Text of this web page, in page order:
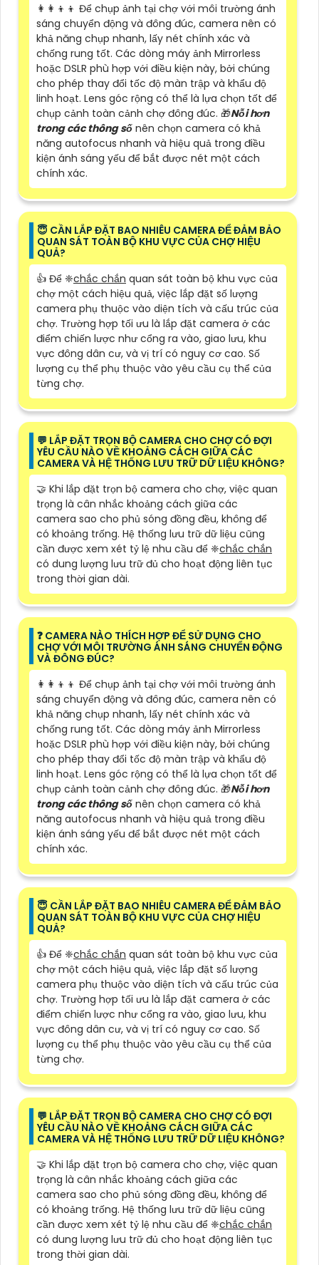
👩‍👩‍👦‍👦 Để chụp ảnh tại chợ với môi trường ánh
sáng chuyển động và đông đúc, camera nên có
khả năng chụp nhanh, lấy nét chính xác và
chống rung tốt. Các dòng máy ảnh Mirrorless
hoặc DSLR phù hợp với điều kiện này, bởi chúng
cho phép thay đổi tốc độ màn trập và khẩu độ
linh hoạt. Lens góc rộng có thể là lựa chọn tốt để
chụp cảnh toàn cảnh chợ đông đúc. 🎁Nỗi hơn
trong các thông số nên chọn camera có khả
năng autofocus nhanh và hiệu quả trong điều
kiện ánh sáng yếu để bắt được nét một cách
chính xác.
😇 CẦN LẮP ĐẶT BAO NHIÊU CAMERA ĐỂ ĐẢM BẢO
QUAN SÁT TOÀN BỘ KHU VỰC CỦA CHỢ HIỆU
QUẢ?
👍 Để ❈chắc chắn quan sát toàn bộ khu vực của
chợ một cách hiệu quả, việc lắp đặt số lượng
camera phụ thuộc vào diện tích và cấu trúc của
chợ. Trường hợp tối ưu là lắp đặt camera ở các
điểm chiến lược như cổng ra vào, giao lưu, khu
vực đông dân cư, và vị trí có nguy cơ cao. Số
lượng cụ thể phụ thuộc vào yêu cầu cụ thể của
từng chợ.
️💬 LẮP ĐẶT TRỌN BỘ CAMERA CHO CHỢ CÓ ĐỢI
YÊU CẦU NÀO VỀ KHOẢNG CÁCH GIỮA CÁC
CAMERA VÀ HỆ THỐNG LƯU TRỮ DỮ LIỆU KHÔNG?
🤝 Khi lắp đặt trọn bộ camera cho chợ, việc quan
trọng là cân nhắc khoảng cách giữa các
camera sao cho phủ sóng đồng đều, không để
có khoảng trống. Hệ thống lưu trữ dữ liệu cũng
cần được xem xét tỷ lệ nhu cầu để ❈chắc chắn
có dung lượng lưu trữ đủ cho hoạt động liên tục
trong thời gian dài.
️❓ CAMERA NÀO THÍCH HỢP ĐỂ SỬ DỤNG CHO
CHỢ VỚI MÔI TRƯỜNG ÁNH SÁNG CHUYỂN ĐỘNG
VÀ ĐÔNG ĐÚC?
👩‍👩‍👦‍👦 Để chụp ảnh tại chợ với môi trường ánh
sáng chuyển động và đông đúc, camera nên có
khả năng chụp nhanh, lấy nét chính xác và
chống rung tốt. Các dòng máy ảnh Mirrorless
hoặc DSLR phù hợp với điều kiện này, bởi chúng
cho phép thay đổi tốc độ màn trập và khẩu độ
linh hoạt. Lens góc rộng có thể là lựa chọn tốt để
chụp cảnh toàn cảnh chợ đông đúc. 🎁Nỗi hơn
trong các thông số nên chọn camera có khả
năng autofocus nhanh và hiệu quả trong điều
kiện ánh sáng yếu để bắt được nét một cách
chính xác.
😇 CẦN LẮP ĐẶT BAO NHIÊU CAMERA ĐỂ ĐẢM BẢO
QUAN SÁT TOÀN BỘ KHU VỰC CỦA CHỢ HIỆU
QUẢ?
👍 Để ❈chắc chắn quan sát toàn bộ khu vực của
chợ một cách hiệu quả, việc lắp đặt số lượng
camera phụ thuộc vào diện tích và cấu trúc của
chợ. Trường hợp tối ưu là lắp đặt camera ở các
điểm chiến lược như cổng ra vào, giao lưu, khu
vực đông dân cư, và vị trí có nguy cơ cao. Số
lượng cụ thể phụ thuộc vào yêu cầu cụ thể của
từng chợ.
️💬 LẮP ĐẶT TRỌN BỘ CAMERA CHO CHỢ CÓ ĐỢI
YÊU CẦU NÀO VỀ KHOẢNG CÁCH GIỮA CÁC
CAMERA VÀ HỆ THỐNG LƯU TRỮ DỮ LIỆU KHÔNG?
🤝 Khi lắp đặt trọn bộ camera cho chợ, việc quan
trọng là cân nhắc khoảng cách giữa các
camera sao cho phủ sóng đồng đều, không để
có khoảng trống. Hệ thống lưu trữ dữ liệu cũng
cần được xem xét tỷ lệ nhu cầu để ❈chắc chắn
có dung lượng lưu trữ đủ cho hoạt động liên tục
trong thời gian dài.